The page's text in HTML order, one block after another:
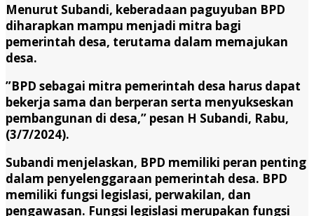
Menurut Subandi, keberadaan paguyuban BPD
diharapkan mampu menjadi mitra bagi
pemerintah desa, terutama dalam memajukan
desa.
”BPD sebagai mitra pemerintah desa harus dapat
bekerja sama dan berperan serta menyukseskan
pembangunan di desa,” pesan H Subandi, Rabu,
(3/7/2024).
Subandi menjelaskan, BPD memiliki peran penting
dalam penyelenggaraan pemerintah desa. BPD
memiliki fungsi legislasi, perwakilan, dan
pengawasan. Fungsi legislasi merupakan fungsi